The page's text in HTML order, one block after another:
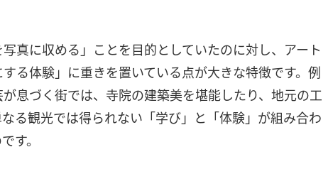
真に収める」ことを目的としていたのに対し、アート
る体験」に重きを置いている点が大きな特徴です。例
息づく街では、寺院の建築美を堪能したり、地元の工
る観光では得られない「学び」と「体験」が組み合わ
す。